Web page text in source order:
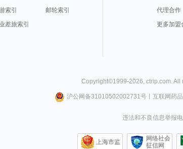
索引
邮轮索引
差旅索引
代理合作
更多加盟
Copyright©1999-2026, ctrip.com. All
沪公网备31010502002731号丨 互联网药
违法和不良信息举报
上海市监
网络社会
征信网